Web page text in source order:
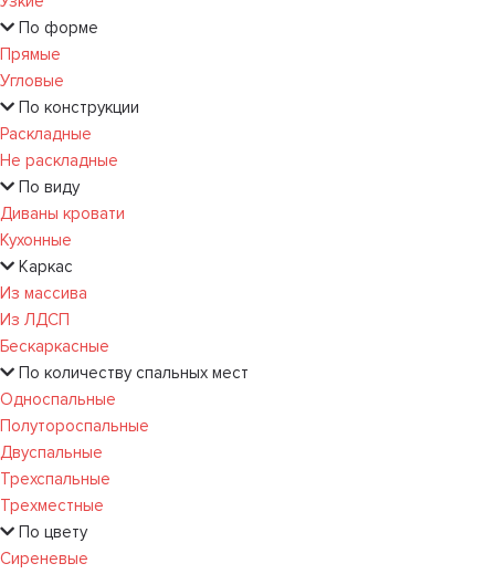
По форме
Прямые
Угловые
По конструкции
Раскладные
Не раскладные
По виду
Диваны кровати
Кухонные
Каркас
Из массива
Из ЛДСП
Бескаркасные
По количеству спальных мест
Односпальные
Полутороспальные
Двуспальные
Трехспальные
Трехместные
По цвету
Сиреневые